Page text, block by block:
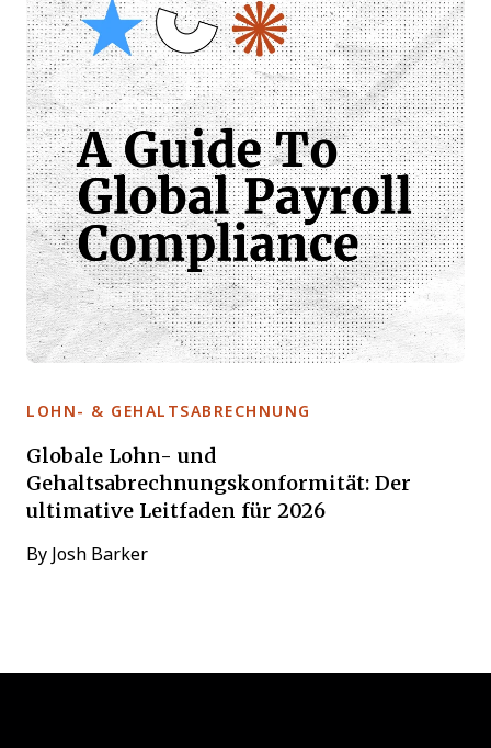
LOHN- & GEHALTSABRECHNUNG
Globale Lohn- und
Gehaltsabrechnungskonformität: Der
ultimative Leitfaden für 2026
By Josh Barker